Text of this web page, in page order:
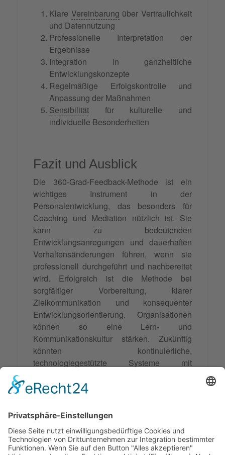
Klare Vereinbarung über Vertraulichkeit
und Datennutzung
Professionelle Interpretation der
Ergebnisse
Integration in ganzheitliche
Entwicklungskonzepte
Regelmäßige Erfolgskontrolle und
Anpassung der Maßnahmen
Sensibilität für kulturelle und
individuelle Besonderheiten
Fazit und Ausblick
Die 360-Grad-Feedback-Methode ist ein
wichtiges Instrument in der
Personalentwicklung, das besonders für
Coaching und Mediation nützlich ist. Sie
kann zu bedeutenden
Entwicklungsanregungen und dauerhaften
Verhaltensänderungen führen, wenn sie
professionell durchgeführt und nachbereitet
wird. Erfolgreich ist die Methode bei
sorgfältiger Vorbereitung, klarer
Zielkommunikation und konsequenter
Entwicklungsorientierung. Organisationen
können so eine Lern- und
Kommunikationskultur stärken. Zukünftig
könnten kontinuierliche,
technologiegestützte Systeme mit
Lernen die Feedback-Methoden verbessern
Entwicklungsempfehlungen bieten.